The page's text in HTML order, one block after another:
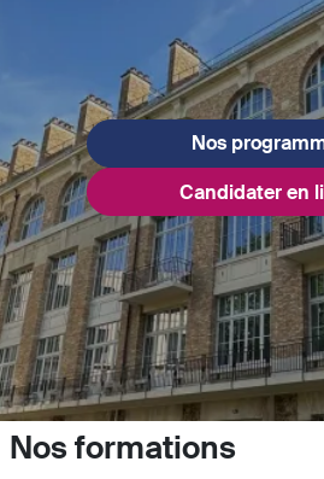
Nos
Candidater en
Nos formations